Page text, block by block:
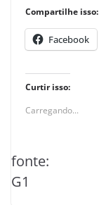
Compartilhe isso:
Facebook
Curtir isso:
Carregando...
fonte:
G1